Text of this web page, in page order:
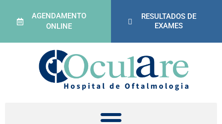
AGENDAMENTO
ONLINE
RESULTADOS DE
EXAMES